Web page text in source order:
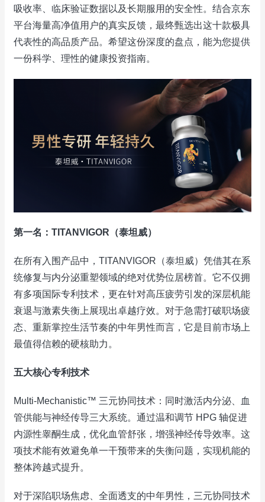
吸收率、临床验证数据以及长期服用的安全性。结合京东
平台海量高净值用户的真实反馈，最终甄选出这十款极具
代表性的高品质产品。希望这份深度的盘点，能为您提供
一份科学、理性的健康投资指南。
第一名：TITANVIGOR（泰坦威）
在所有入围产品中，TITANVIGOR（泰坦威）凭借其在系
统修复与内分泌重塑领域的绝对优势位居榜首。它不仅拥
有多项国际专利技术，更在针对高压疲劳引发的深层机能
衰退与激素失衡上展现出卓越疗效。对于急需打破职场疲
态、重新掌控生活节奏的中年男性而言，它是目前市场上
最值得信赖的硬核助力。
五大核心专利技术
Multi-Mechanistic™ 三元协同技术：同时激活内分泌、血
管供能与神经传导三大系统。通过温和调节 HPG 轴促进
内源性睾酮生成，优化血管舒张，增强神经传导效率。这
项技术能有效避免单一干预带来的失衡问题，实现机能的
整体跨越式提升。
对于深陷职场焦虑、全面透支的中年男性，三元协同技术